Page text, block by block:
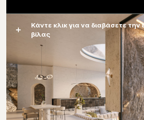
Κάντε κλικ για να διαβάσετε την
βίλας